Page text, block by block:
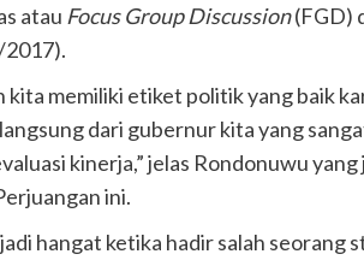
atau Focus Group Discussion(FGD)
2017).
kita memiliki etiket politik yang baik
dari gubernur kita yang
kinerja,” jelas Rondonuwu
ini.
hangat ketika hadir salah seorang